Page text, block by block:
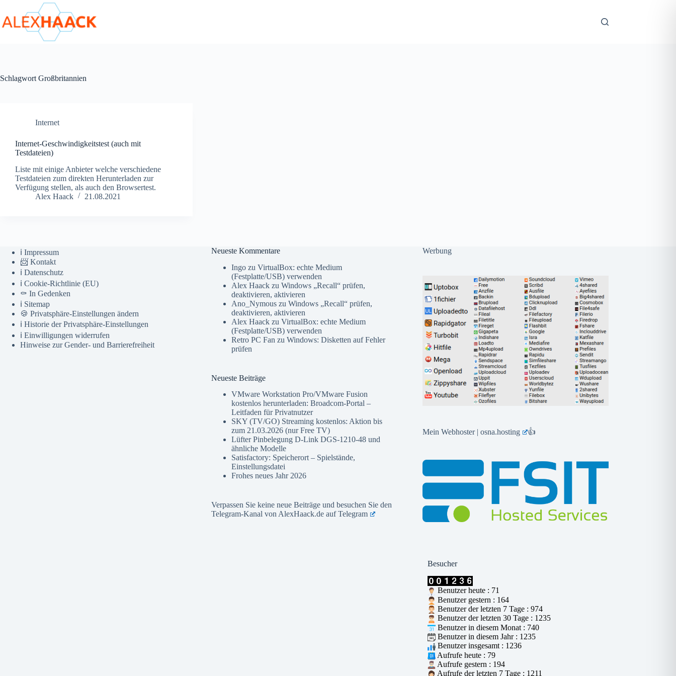
springen
Schlagwort Großbritannien
Internet
Internet-Geschwindigkeitstest (auch mit
Testdateien)
Liste mit einige Anbieter welche verschiedene
Testdateien zum direkten Herunterladen zur
Verfügung stellen, als auch den Browsertest.
Alex Haack
21.08.2021
ℹ️ Impressum
📨 Kontakt
ℹ️ Datenschutz
ℹ️ Cookie-Richtlinie (EU)
⚰️ In Gedenken
ℹ️ Sitemap
🍪 Privatsphäre-Einstellungen ändern
ℹ️ Historie der Privatsphäre-Einstellungen
ℹ️ Einwilligungen widerrufen
Hinweise zur Gender- und Barrierefreiheit
Neueste Kommentare
Ingozu VirtualBox: echte Medium
(Festplatte/USB) verwenden
Alex Haackzu Windows „Recall“ prüfen,
deaktivieren, aktivieren
Ano_Nymouszu Windows „Recall“ prüfen,
deaktivieren, aktivieren
Alex Haackzu VirtualBox: echte Medium
(Festplatte/USB) verwenden
Retro PC Fan zu Windows: Disketten auf Fehler
prüfen
Neueste Beiträge
VMware Workstation Pro/VMware Fusion
kostenlos herunterladen: Broadcom-Portal –
Leitfaden für Privatnutzer
SKY (TV/GO) Streaming kostenlos: Aktion bis
zum 21.03.2026 (nur Free TV)
Lüfter Pinbelegung D-Link DGS-1210-48 und
ähnliche Modelle
Satisfactory: Speicherort – Spielstände,
Einstellungsdatei
Frohes neues Jahr 2026
Verpassen Sie keine neue Beiträge und besuchen Sie den
Telegram-Kanal von AlexHaack.de aufTelegram
Werbung
Mein Webhoster | osna.hosting 👍
Besucher
Benutzer heute : 71
Benutzer gestern : 164
Benutzer der letzten 7 Tage : 974
Benutzer der letzten 30 Tage : 1235
Benutzer in diesem Monat : 740
Benutzer in diesem Jahr : 1235
Benutzer insgesamt : 1236
Aufrufe heute : 79
Aufrufe gestern : 194
Aufrufe der letzten 7 Tage : 1211